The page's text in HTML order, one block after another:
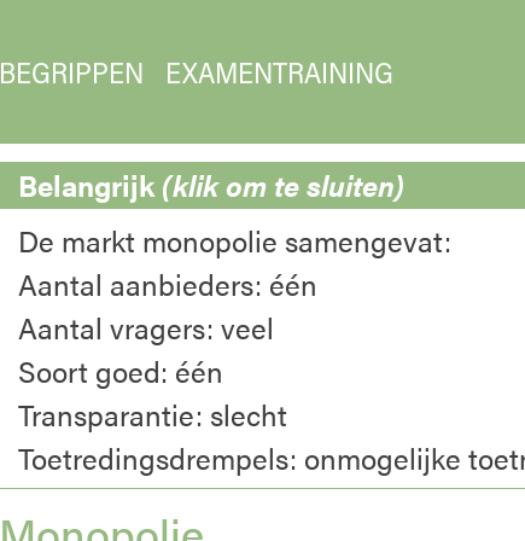
BEGRIPPEN EXAMENTRAINING
Belangrijk(klik om te sluiten)
De markt monopolie samengevat:
Aantal aanbieders: één
Aantal vragers: veel
Soort goed: één
Transparantie: slecht
Toetredingsdrempels: onmogelijke